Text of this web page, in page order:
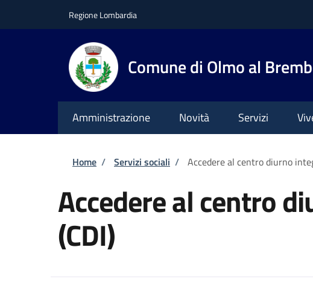
Regione Lombardia
Comune di Olmo al
Amministrazione Novità Servizi
Briciole di pane
Home / Servizi sociali / Accedere al centro diurno
Accedere al centro
(CDI)